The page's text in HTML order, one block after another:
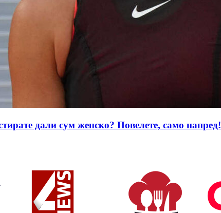
дали сум женско? Повелете, само напред!